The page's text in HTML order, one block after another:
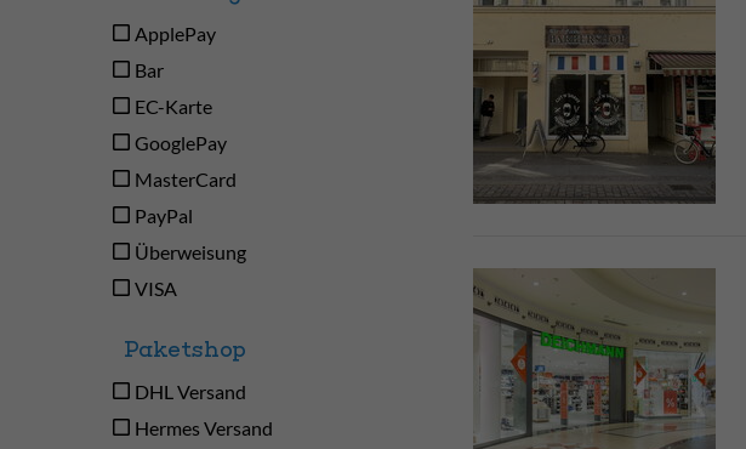
ApplePay
Bar
EC-Karte
GooglePay
MasterCard
PayPal
Überweisung
VISA
Paketshop
DHL Versand
Hermes Versand